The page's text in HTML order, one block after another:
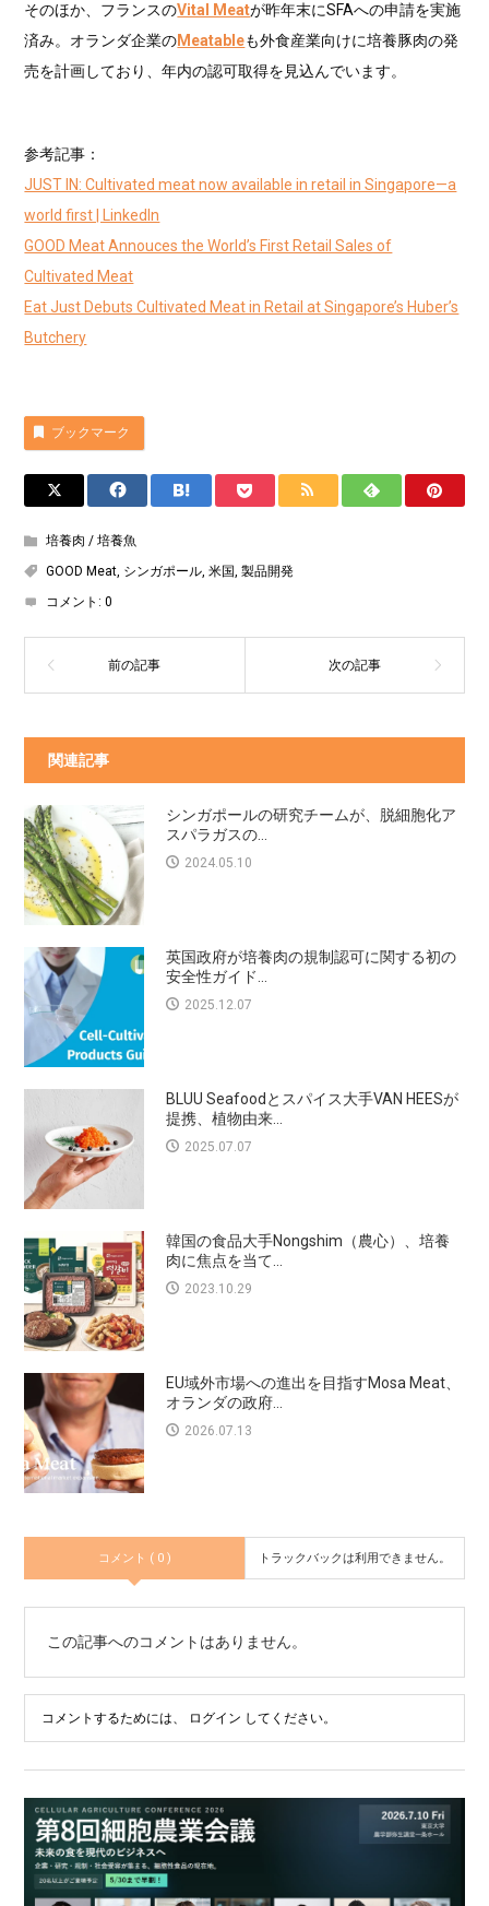
そのほか、フランスのVital Meatが昨年末にSFAへの申請を実施
済み。オランダ企業のMeatableも外食産業向けに培養豚肉の発
売を計画しており、年内の認可取得を見込んでいます。
参考記事：
JUST IN: Cultivated meat now available in retail in Singapore—a
world first | LinkedIn
GOOD Meat Annouces the World’s First Retail Sales of
Cultivated Meat
Eat Just Debuts Cultivated Meat in Retail at Singapore’s Huber’s
Butchery
ブックマーク
培養肉 / 培養魚
GOOD Meat, シンガポール,米国,製品開発
コメント:0
関連記事
シンガポールの研究チームが、脱細胞化ア
スパラガスの...
2024.05.10
英国政府が培養肉の規制認可に関する初の
安全性ガイド...
2025.12.07
BLUU Seafoodとスパイス大手VAN HEESが
提携、植物由来...
2025.07.07
韓国の食品大手Nongshim（農心）、培養
肉に焦点を当て...
2023.10.29
EU域外市場への進出を目指すMosa Meat、
オランダの政府...
2026.07.13
コメント ( 0 ) トラックバックは利用できません。
この記事へのコメントはありません。
コメントするためには、 ログイン してください。